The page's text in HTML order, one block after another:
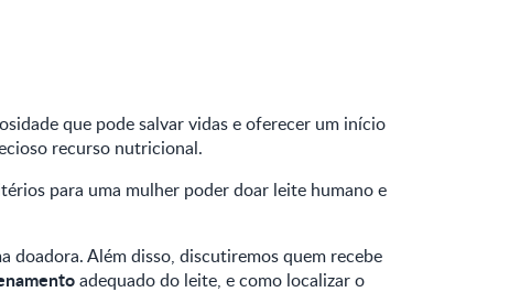
que pode salvar vidas e oferecer um início
recurso nutricional.
para uma mulher poder doar leite humano e
doadora. Além disso, discutiremos quem recebe
adequado do leite, e como localizar o